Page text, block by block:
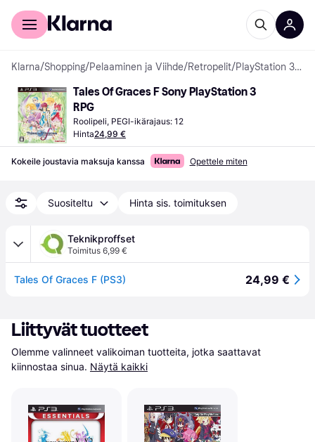
Kuluttajille
Klarna/Shopping/Pelaaminen ja Viihde/Retropelit/ PlayStation 3 -pelit
Tales Of Graces F Sony PlayStation 3
RPG
Roolipeli, PEGI-ikärajaus: 12
Hinta24,99 €
Kokeile joustavia maksuja kanssa Opettele miten
Suositeltu Hinta sis. toimituksen
Teknikproffset
Toimitus 6,99 €
Tales Of Graces F (PS3) 24,99 €
Liittyvät tuotteet
Olemme valinneet valikoiman tuotteita, jotka saattavat
kiinnostaa sinua. Näytä kaikki